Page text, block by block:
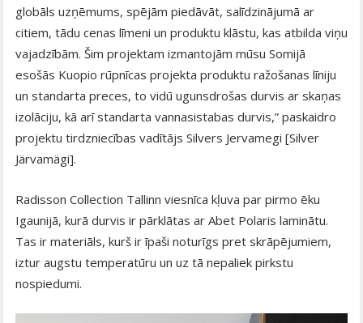
globāls uzņēmums, spējām piedāvāt, salīdzinājumā ar
citiem, tādu cenas līmeni un produktu klāstu, kas atbilda viņu
vajadzībām. Šim projektam izmantojām mūsu Somijā
esošās Kuopio rūpnīcas projekta produktu ražošanas līniju
un standarta preces, to vidū ugunsdrošas durvis ar skaņas
izolāciju, kā arī standarta vannasistabas durvis,” paskaidro
projektu tirdzniecības vadītājs Silvers Jervamegi [Silver
Järvamägi].
Radisson Collection Tallinn viesnīca kļuva par pirmo ēku
Igaunijā, kurā durvis ir pārklātas ar Abet Polaris laminātu.
Tas ir materiāls, kurš ir īpaši noturīgs pret skrāpējumiem,
iztur augstu temperatūru un uz tā nepaliek pirkstu
nospiedumi.